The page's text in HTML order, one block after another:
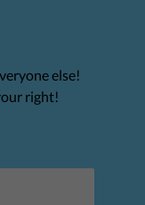
else!
right!